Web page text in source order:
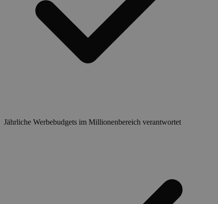
Jährliche Werbebudgets im Millionenbereich verantwortet